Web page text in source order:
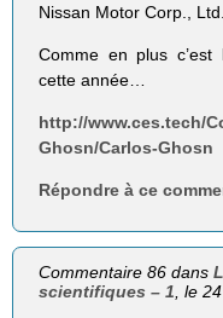
Nissan Motor Corp., Ltd.
Comme en plus
cette année…
http://www.ces.tech/
Ghosn/Carlos-Ghosn
Répondre à ce
Commentaire 86 dans
scientifiques – 1 , le